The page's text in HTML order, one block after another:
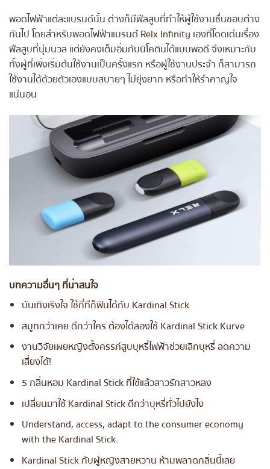
พอดไฟฟ้าแต่ละแบรนด์นั้น ต่างก็มีฟีลสูบที่ทำให้ผู้ใช้งานชื่นชอบต่าง
กันไป โดยสำหรับพอดไฟฟ้าแบรนด์Relx Infinity เองที่โดดเด่นเรื่อง
ฟีลสูบที่นุ่มนวล แต่ยังคงเต็มอิ่มกับนิโคตินได้แบบพอดี จึงเหมาะกับ
ทั้งผู้ที่เพิ่งเริ่มต้นใช้งานเป็นครั้งแรก หรือผู้ใช้งานประจำ ก็สามารถ
ใช้งานได้ด้วยตัวเองแบบสบายๆ ไม่ยุ่งยาก หรือทำให้รำคาญใจ
แน่นอน
บทความอื่นๆ ที่น่าสนใจ
บันเทิงเริงใจ ใช้กี่ทีก็ฟินได้กับ Kardinal Stick
สมูทกว่าเคย ดีกว่าใคร ต้องได้ลองใช้ Kardinal Stick Kurve
งานวิจัยเผยหญิงตั้งครรภ์สูบบุหรี่ไฟฟ้าช่วยเลิกบุหรี่ ลดความ
เสี่ยงได้!
5 กลิ่นหอม Kardinal Stick ที่ใช้แล้วสาวรักสาวหลง
เปลี่ยนมาใช้ Kardinal Stick ดีกว่าบุหรี่ทั่วไปยังไง
Understand, access, adapt to the consumer economy
with the Kardinal Stick.
Kardinal Stick กับผู้หญิงสายหวาน ห้ามพลาดกลิ่นนี้เลย